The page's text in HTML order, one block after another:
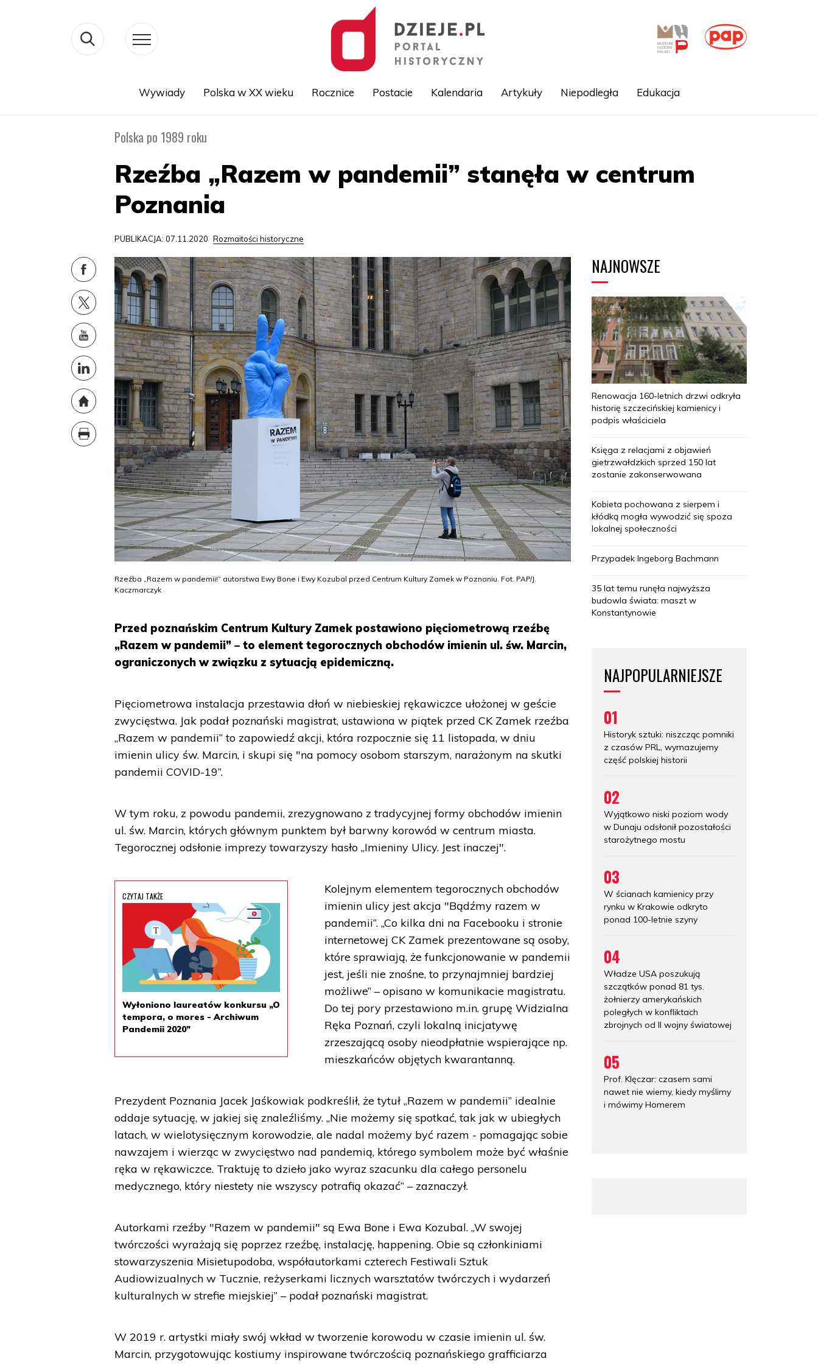
Wywiady Polska w XX wieku Rocznice Postacie Kalendaria Artykuły Niepodległa Edukacja
Polska po 1989 roku
Rzeźba „Razem w pandemii” stanęła w centrum
Poznania
PUBLIKACJA: 07.11.2020 Rozmaitości historyczne
Rzeźba „Razem w pandemii!” autorstwa Ewy Bone i Ewy Kozubal przed Centrum Kultury Zamek w Poznaniu. Fot. PAP/J.
Kaczmarczyk
Przed poznańskim Centrum Kultury Zamek postawiono pięciometrową rzeźbę
„Razem w pandemii” – to element tegorocznych obchodów imienin ul. św. Marcin,
ograniczonych w związku z sytuacją epidemiczną.
Pięciometrowa instalacja przestawia dłoń w niebieskiej rękawiczce ułożonej w geście
zwycięstwa. Jak podał poznański magistrat, ustawiona w piątek przed CK Zamek rzeźba
„Razem w pandemii” to zapowiedź akcji, która rozpocznie się 11 listopada, w dniu
imienin ulicy św. Marcin, i skupi się "na pomocy osobom starszym, narażonym na skutki
pandemii COVID-19”.
W tym roku, z powodu pandemii, zrezygnowano z tradycyjnej formy obchodów imienin
ul. św. Marcin, których głównym punktem był barwny korowód w centrum miasta.
Tegorocznej odsłonie imprezy towarzyszy hasło „Imieniny Ulicy. Jest inaczej".
CZYTAJ TAKŻE
Wyłoniono laureatów konkursu „O
tempora, o mores - Archiwum
Pandemii 2020”
Kolejnym elementem tegorocznych obchodów
imienin ulicy jest akcja "Bądźmy razem w
pandemii”. „Co kilka dni na Facebooku i stronie
internetowej CK Zamek prezentowane są osoby,
które sprawiają, że funkcjonowanie w pandemii
jest, jeśli nie znośne, to przynajmniej bardziej
możliwe” – opisano w komunikacie magistratu.
Do tej pory przestawiono m.in. grupę Widzialna
Ręka Poznań, czyli lokalną inicjatywę
zrzeszającą osoby nieodpłatnie wspierające np.
mieszkańców objętych kwarantanną.
Prezydent Poznania Jacek Jaśkowiak podkreślił, że tytuł „Razem w pandemii” idealnie
oddaje sytuację, w jakiej się znaleźliśmy. „Nie możemy się spotkać, tak jak w ubiegłych
latach, w wielotysięcznym korowodzie, ale nadal możemy być razem - pomagając sobie
nawzajem i wierząc w zwycięstwo nad pandemią, którego symbolem może być właśnie
ręka w rękawiczce. Traktuję to dzieło jako wyraz szacunku dla całego personelu
medycznego, który niestety nie wszyscy potrafią okazać” – zaznaczył.
Autorkami rzeźby "Razem w pandemii" są Ewa Bone i Ewa Kozubal. „W swojej
twórczości wyrażają się poprzez rzeźbę, instalację, happening. Obie są członkiniami
stowarzyszenia Misietupodoba, współautorkami czterech Festiwali Sztuk
Audiowizualnych w Tucznie, reżyserkami licznych warsztatów twórczych i wydarzeń
kulturalnych w strefie miejskiej” – podał poznański magistrat.
W 2019 r. artystki miały swój wkład w tworzenie korowodu w czasie imienin ul. św.
Marcin, przygotowując kostiumy inspirowane twórczością poznańskiego grafficiarza
NAJNOWSZE
Renowacja 160-letnich drzwi odkryła
historię szczecińskiej kamienicy i
podpis właściciela
Księga z relacjami z objawień
gietrzwałdzkich sprzed 150 lat
zostanie zakonserwowana
Kobieta pochowana z sierpem i
kłódką mogła wywodzić się spoza
lokalnej społeczności
Przypadek Ingeborg Bachmann
35 lat temu runęła najwyższa
budowla świata: maszt w
Konstantynowie
NAJPOPULARNIEJSZE
01
Historyk sztuki: niszcząc pomniki
z czasów PRL, wymazujemy
część polskiej historii
02
Wyjątkowo niski poziom wody
w Dunaju odsłonił pozostałości
starożytnego mostu
03
W ścianach kamienicy przy
rynku w Krakowie odkryto
ponad 100-letnie szyny
04
Władze USA poszukują
szczątków ponad 81 tys.
żołnierzy amerykańskich
poległych w konfliktach
zbrojnych od II wojny światowej
05
Prof. Klęczar: czasem sami
nawet nie wiemy, kiedy myślimy
i mówimy Homerem